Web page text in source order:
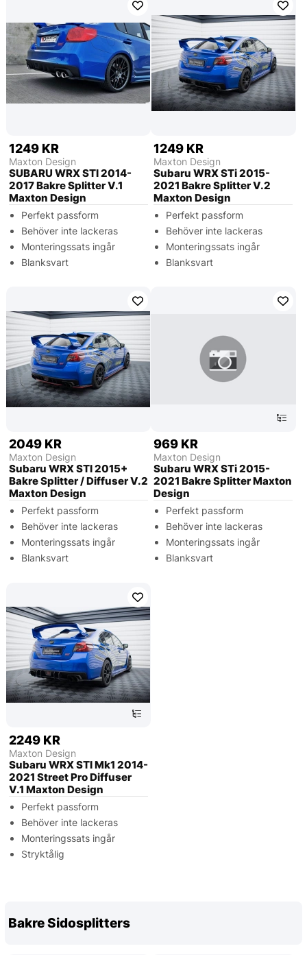
1249 KR
Maxton Design
SUBARU WRX STI 2014-
2017 Bakre Splitter V.1
Maxton Design
Perfekt passform
Behöver inte lackeras
Monteringssats ingår
Blanksvart
1249 KR
Maxton Design
Subaru WRX STi 2015-
2021 Bakre Splitter V.2
Maxton Design
Perfekt passform
Behöver inte lackeras
Monteringssats ingår
Blanksvart
2049 KR
Maxton Design
Subaru WRX STI 2015+
Bakre Splitter / Diffuser V.2
Maxton Design
Perfekt passform
Behöver inte lackeras
Monteringssats ingår
Blanksvart
969 KR
Maxton Design
Subaru WRX STi 2015-
2021 Bakre Splitter Maxton
Design
Perfekt passform
Behöver inte lackeras
Monteringssats ingår
Blanksvart
2249 KR
Maxton Design
Subaru WRX STI Mk1 2014-
2021 Street Pro Diffuser
V.1 Maxton Design
Perfekt passform
Behöver inte lackeras
Monteringssats ingår
Stryktålig
Bakre Sidosplitters